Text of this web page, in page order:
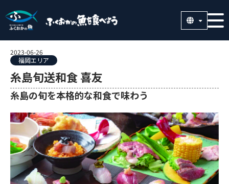
2023-06-26
福岡エリア
糸島旬送和食 喜友
糸島の旬を本格的な和食で味わう